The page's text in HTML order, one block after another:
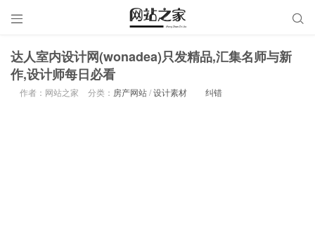
 
达人室内设计网(wonadea)只发精品,汇集名师与新
作,设计师每日必看
作者：网站之家 分类： 房产网站/设计素材 纠错